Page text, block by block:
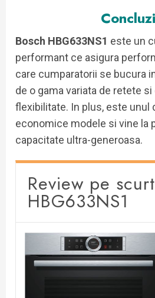
Bosch HBG633NS1 este un
performant ce asigura
care cumparatorii se bucura
de o gama variata de retete
flexibilitate. In plus, este unul
economice modele si vine la
capacitate ultra-generoasa.
Review pe
HBG633NS1